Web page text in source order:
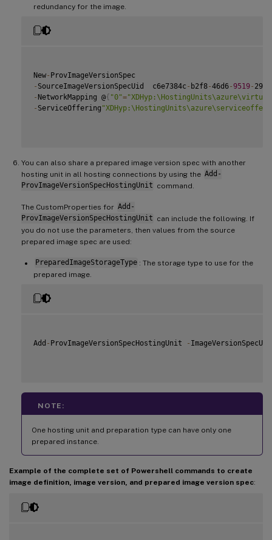
redundancy for the image.
New-
- SourceImageVersionSpecUid  c6e7384c - b2f8-46d6- 9519-
- NetworkMapping @{ "0"=
- ServiceOffering
You can also share a prepared image version spec with another
hosting unit in all hosting connections by using the Add-
ProvImageVersionSpecHostingUnit command.
The CustomProperties for Add-
ProvImageVersionSpecHostingUnit can include the following. If
you do not use the parameters, then values from the source
prepared image spec are used:
PreparedImageStorageType : The storage type to use for the
prepared image.
Add - ProvImageVersionSpecHostingUnit -
NOTE:
One hosting unit and preparation type can have only one
prepared instance.
Example of the complete set of Powershell commands to create
image definition, image version, and prepared image version spec: